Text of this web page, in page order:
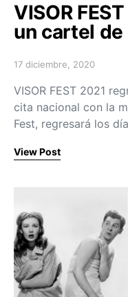
VISOR
un cartel de
Posted on
17 diciembre, 2020
VISOR FEST 2021
cita nacional con la
Fest, regresará los
View Post